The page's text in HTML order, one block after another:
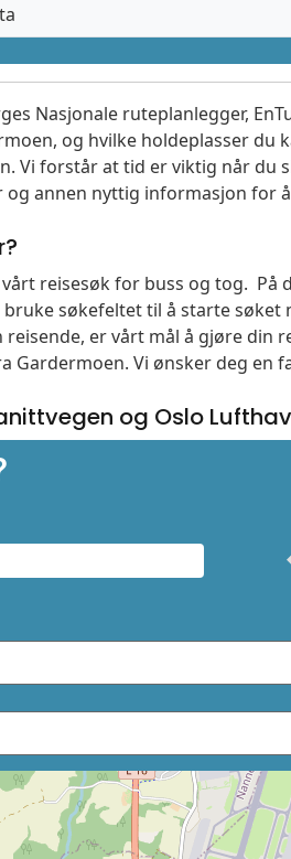
Nasjonale ruteplanlegger,
og hvilke holdeplasser
Vi forstår at tid er viktig når du
annen nyttig informasjon for
reisesøk for buss og tog.
søkefeltet til å starte
er vårt mål å gjøre din
Gardermoen. Vi ønsker deg en
og Oslo